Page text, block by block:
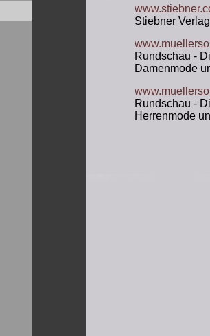
Stiebner Verlag
Rundschau -
Damenmode
Rundschau -
Herrenmode